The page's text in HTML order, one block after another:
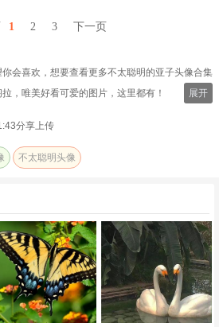
1 2 3 下一页
会喜欢，想要查看更多不太聪明的亚子头像合集
，唯美好看可爱的图片，这里都有！
展开
分享上传
不太聪明头像